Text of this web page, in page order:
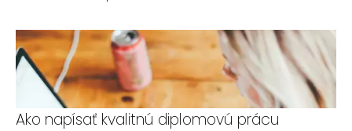
Ako napísať kvalitnú diplomovú prácu